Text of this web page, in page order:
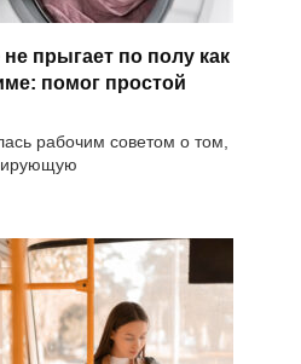
прыгает по полу как
помог простой
рабочим советом о том,